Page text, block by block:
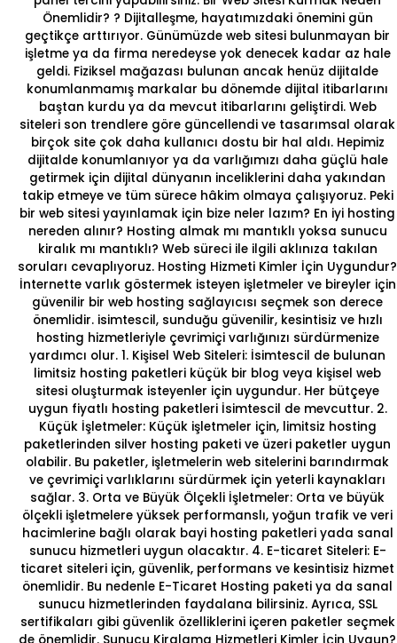
Önemlidir? ? Dijitalleşme, hayatımızdaki önemini gün
geçtikçe arttırıyor. Günümüzde web sitesi bulunmayan bir
işletme ya da firma neredeyse yok denecek kadar az hale
geldi. Fiziksel mağazası bulunan ancak henüz dijitalde
konumlanmamış markalar bu dönemde dijital itibarlarını
baştan kurdu ya da mevcut itibarlarını geliştirdi. Web
siteleri son trendlere göre güncellendi ve tasarımsal olarak
birçok site çok daha kullanıcı dostu bir hal aldı. Hepimiz
dijitalde konumlanıyor ya da varlığımızı daha güçlü hale
getirmek için dijital dünyanın inceliklerini daha yakından
takip etmeye ve tüm sürece hâkim olmaya çalışıyoruz. Peki
bir web sitesi yayınlamak için bize neler lazım? En iyi hosting
nereden alınır? Hosting almak mı mantıklı yoksa sunucu
kiralık mı mantıklı? Web süreci ile ilgili aklınıza takılan
soruları cevaplıyoruz. Hosting Hizmeti Kimler İçin Uygundur?
İnternette varlık göstermek isteyen işletmeler ve bireyler için
güvenilir bir web hosting sağlayıcısı seçmek son derece
önemlidir. isimtescil, sunduğu güvenilir, kesintisiz ve hızlı
hosting hizmetleriyle çevrimiçi varlığınızı sürdürmenize
yardımcı olur. 1. Kişisel Web Siteleri: İsimtescil de bulunan
limitsiz hosting paketleri küçük bir blog veya kişisel web
sitesi oluşturmak isteyenler için uygundur. Her bütçeye
uygun fiyatlı hosting paketleri İsimtescil de mevcuttur. 2.
Küçük İşletmeler:Küçük işletmeler için, limitsiz hosting
paketlerinden silver hosting paketi ve üzeri paketler uygun
olabilir. Bu paketler, işletmelerin web sitelerini barındırmak
ve çevrimiçi varlıklarını sürdürmek için yeterli kaynakları
sağlar. 3. Orta ve Büyük Ölçekli İşletmeler: Orta ve büyük
ölçekli işletmelere yüksek performanslı, yoğun trafik ve veri
hacimlerine bağlı olarak bayi hosting paketleri yada sanal
sunucu hizmetleri uygun olacaktır. 4. E-ticaret Siteleri:E-
ticaret siteleri için, güvenlik, performans ve kesintisiz hizmet
önemlidir. Bu nedenle E-Ticaret Hosting paketi ya da sanal
sunucu hizmetlerinden faydalana bilirsiniz. Ayrıca, SSL
sertifikaları gibi güvenlik özelliklerini içeren paketler seçmek